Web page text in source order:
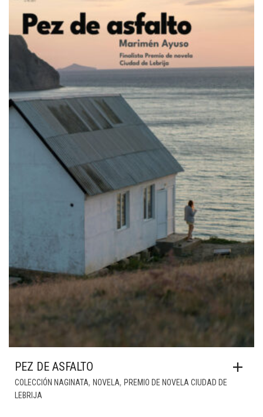
PEZ DE ASFALTO
COLECCIÓN NAGINATA, NOVELA, PREMIO DE NOVELA CIUDAD DE
LEBRIJA